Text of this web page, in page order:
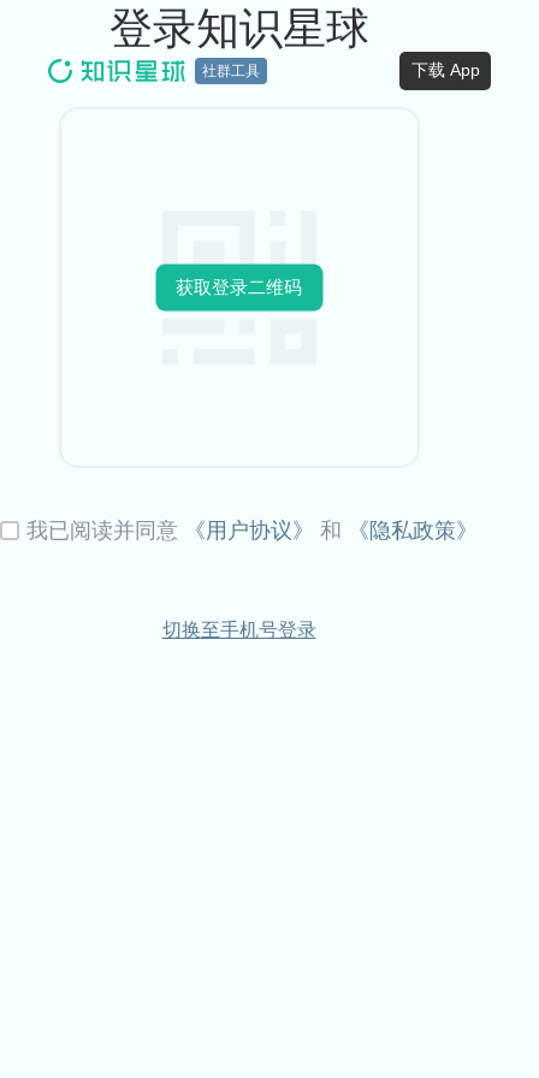
社群工具 下载 App
登录知识星球
获取登录二维码
我已阅读并同意 《用户协议》 和 《隐私政策》
切换至手机号登录